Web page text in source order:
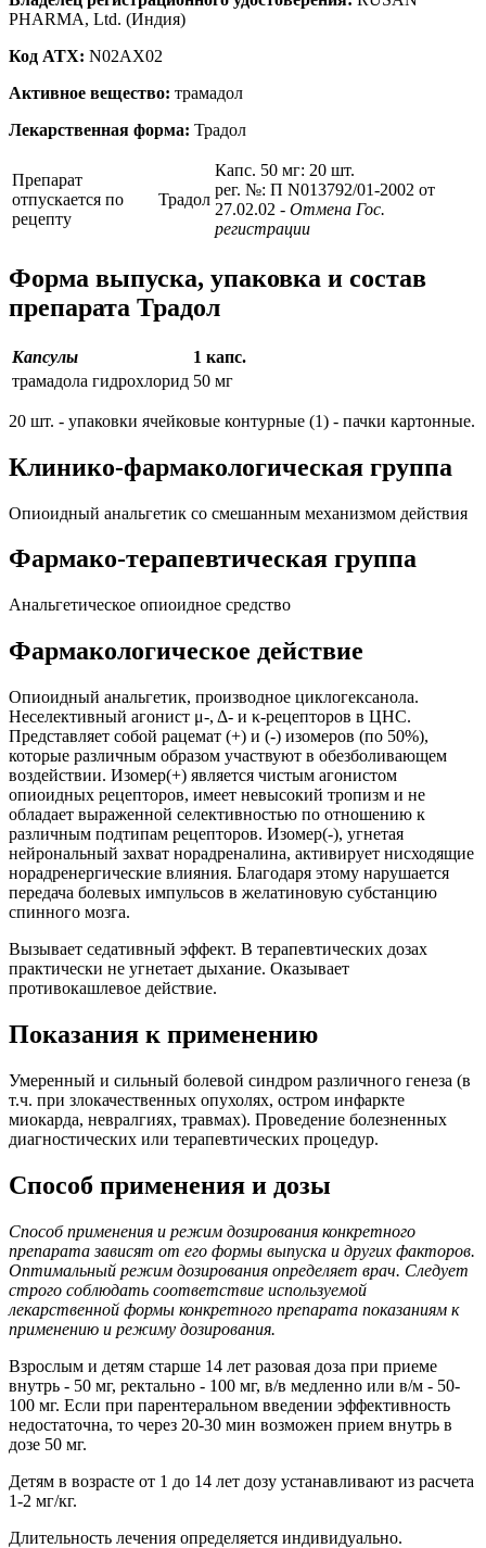
PHARMA, Ltd. (Индия)
Код ATX: N02AX02
Активное вещество: трамадол
Лекарственная форма: Традол
Препарат
отпускается по
рецепту
Традол
Капс. 50 мг: 20 шт.
рег. №: П N013792/01-2002 от
27.02.02 - Отмена Гос.
регистрации
Форма выпуска, упаковка и состав
препарата Традол
Капсулы
1 капс.
трамадола гидрохлорид 50 мг
20 шт. - упаковки ячейковые контурные (1) - пачки картонные.
Клинико-фармакологическая группа
Опиоидный анальгетик со смешанным механизмом действия
Фармако-терапевтическая группа
Анальгетическое опиоидное средство
Фармакологическое действие
Опиоидный анальгетик, производное циклогексанола.
Неселективный агонист μ-, Δ- и κ-рецепторов в ЦНС.
Представляет собой рацемат (+) и (-) изомеров (по 50%),
которые различным образом участвуют в обезболивающем
воздействии. Изомер(+) является чистым агонистом
опиоидных рецепторов, имеет невысокий тропизм и не
обладает выраженной селективностью по отношению к
различным подтипам рецепторов. Изомер(-), угнетая
нейрональный захват норадреналина, активирует нисходящие
норадренергические влияния. Благодаря этому нарушается
передача болевых импульсов в желатиновую субстанцию
спинного мозга.
Вызывает седативный эффект. В терапевтических дозах
практически не угнетает дыхание. Оказывает
противокашлевое действие.
Показания к применению
Умеренный и сильный болевой синдром различного генеза (в
т.ч. при злокачественных опухолях, остром инфаркте
миокарда, невралгиях, травмах). Проведение болезненных
диагностических или терапевтических процедур.
Способ применения и дозы
Способ применения и режим дозирования конкретного
препарата зависят от его формы выпуска и других факторов.
Оптимальный режим дозирования определяет врач. Следует
строго соблюдать соответствие используемой
лекарственной формы конкретного препарата показаниям к
применению и режиму дозирования.
Взрослым и детям старше 14 лет разовая доза при приеме
внутрь - 50 мг, ректально - 100 мг, в/в медленно или в/м - 50-
100 мг. Если при парентеральном введении эффективность
недостаточна, то через 20-30 мин возможен прием внутрь в
дозе 50 мг.
Детям в возрасте от 1 до 14 лет дозу устанавливают из расчета
1-2 мг/кг.
Длительность лечения определяется индивидуально.